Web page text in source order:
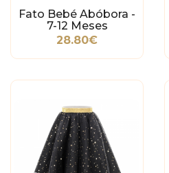
Fato Bebé Abóbora -
7-12 Meses
28.80€